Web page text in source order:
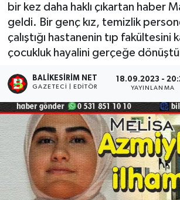
bir kez daha haklı çıkartan haber
geldi. Bir genç kız, temizlik
çalıştığı hastanenin tıp fakültesini
çocukluk hayalini gerçeğe
BALIKESIRIM NET
GAZETECI | EDITÖR
18.09.2023 -
YAYINLANMA